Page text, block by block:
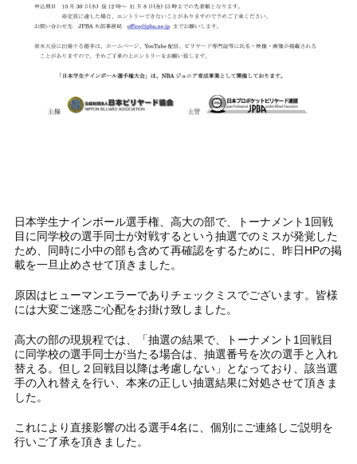
日本学生ナインボール選手権、高大の部で、トーナメント1回戦
目に同学校の選手同士が対戦するという抽選でのミスが発覚した
ため、同時に小中の部も含めて再確認をするために、昨日HPの掲
載を一旦止めさせて頂きました。
原因はヒューマンエラーでありチェックミスでございます。皆様
には大変ご迷惑ご心配をお掛け致しました。
高大の部の現規程では、「抽選の結果で、トーナメント1回戦目
に同学校の選手同士が当たる場合は、抽選番号を次の選手と入れ
替える。但し２回戦目以降は考慮しない」となっており、該当選
手の入れ替えを行い、本来の正しい抽選結果に対処させて頂きま
した。
これにより直接影響の出る選手4名に、個別にご連絡しご説明を
行いご了承を頂きました。